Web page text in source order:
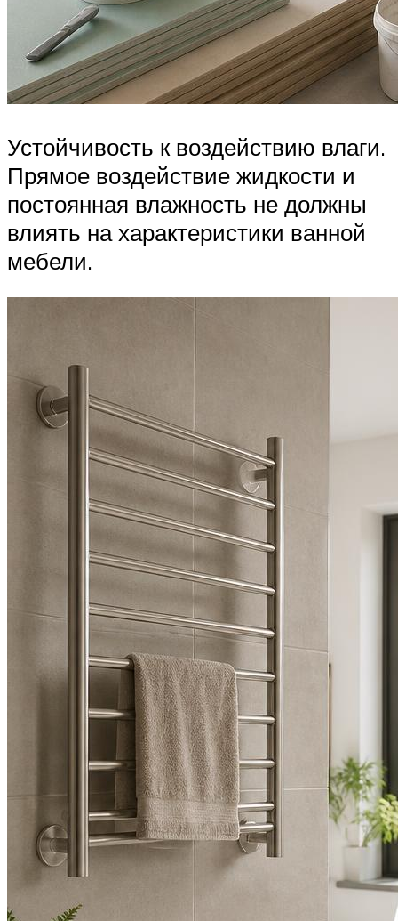
Устойчивость к воздействию влаги.
Прямое воздействие жидкости и
постоянная влажность не должны
влиять на характеристики ванной
мебели.